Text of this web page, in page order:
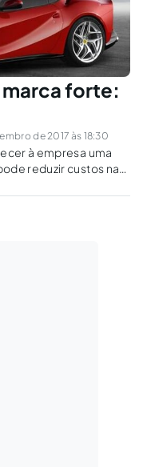
marca forte:
de 2017 às 18:30
à empresa uma
reduzir custos nas